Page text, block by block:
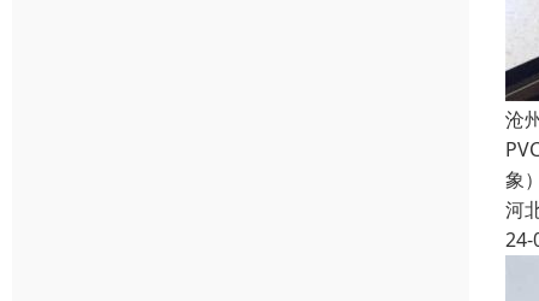
沧
象
河
24-